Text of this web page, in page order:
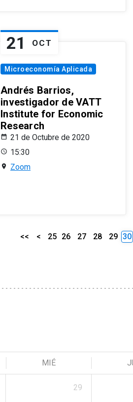
21 OCT
Microeconomía Aplicada
Andrés Barrios,
investigador de VATT
Institute for Economic
Research
21 de Octubre de 2020
15:30
Zoom
<< < 25 26 27 28 29 30
MIÉ
29